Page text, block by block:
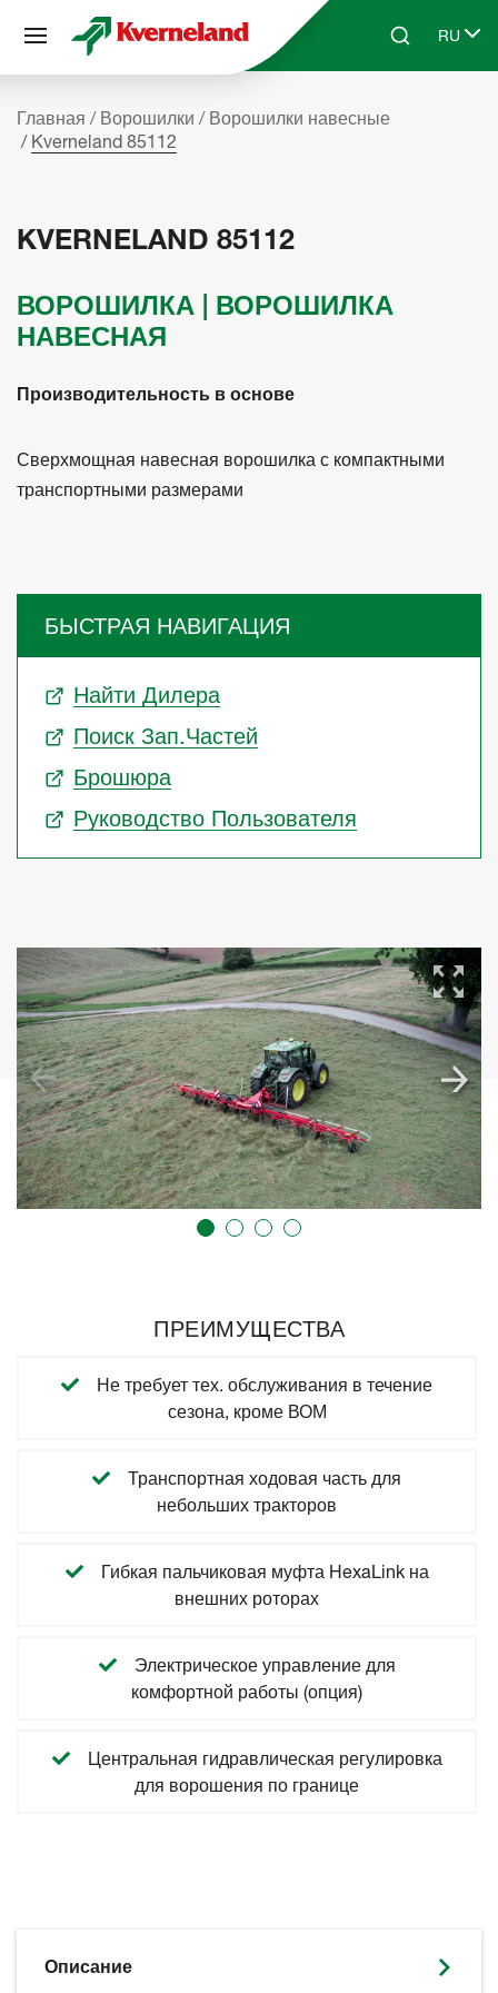
Skip to main contentSearchRU
Select
Главная Ворошилки
Ворошилки навесные
Kverneland 85112
KVERNELAND 85112
ВОРОШИЛКА | ВОРОШИЛКА
НАВЕСНАЯ
Производительность в основе
Сверхмощная навесная ворошилка с компактными
транспортными размерами
БЫСТРАЯ НАВИГАЦИЯ
Найти Дилера
Поиск Зап.частей
Брошюра
Руководство Пользователя
ПРЕИМУЩЕСТВА
Не требует тех. обслуживания в течение
сезона, кроме ВОМ
Транспортная ходовая часть для
небольших тракторов
Гибкая пальчиковая муфта HexaLink на
внешних роторах
Электрическое управление для
комфортной работы (опция)
Центральная гидравлическая регулировка
для ворошения по границе
Описание
Панель управления cookies